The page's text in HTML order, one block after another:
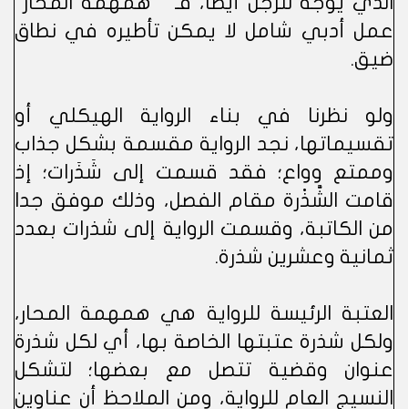
عمل أدبي شامل لا يمكن تأطيره في نطاق
ضيق.
ولو نظرنا في بناء الرواية الهيكلي أو
تقسيماتها، نجد الرواية مقسمة بشكل جذاب
وممتع وواع؛ فقد قسمت إلى شَذَرات؛ إذ
قامت الشَّذْرة مقام الفصل، وذلك موفق جدا
من الكاتبة، وقسمت الرواية إلى شذرات بعدد
ثمانية وعشرين شذرة.
العتبة الرئيسة للرواية هي همهمة المحار،
ولكل شذرة عتبتها الخاصة بها، أي لكل شذرة
عنوان وقضية تتصل مع بعضها؛ لتشكل
النسيج العام للرواية، ومن الملاحظ أن عناوين